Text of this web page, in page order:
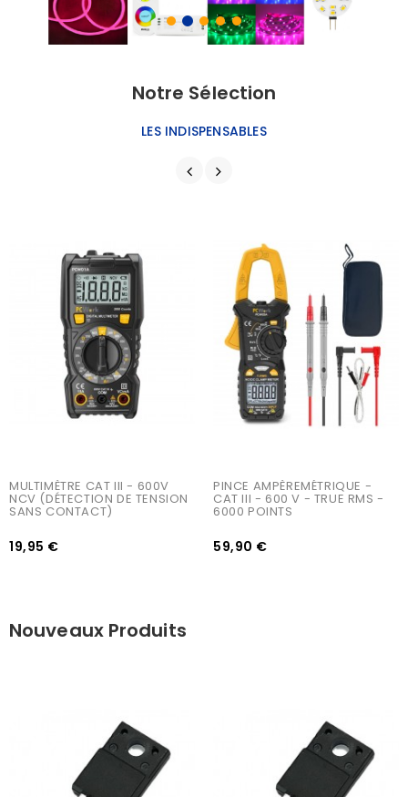
Notre Sélection
LES INDISPENSABLES
MULTIMÈTRE CAT III - 600V
NCV (DÉTECTION DE TENSION
SANS CONTACT)
19,95 €
PINCE AMPÈREMÉTRIQUE -
CAT III - 600 V - TRUE RMS -
6000 POINTS
59,90 €
Nouveaux Produits